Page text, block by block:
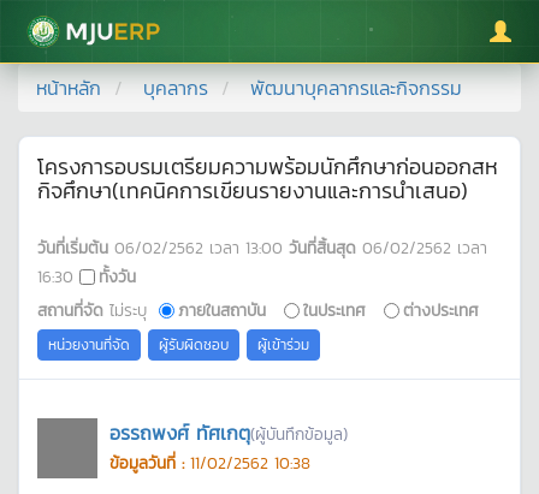
มหาวิทยาลัยแม่โจ้
หน้าหลัก บุคลากร พัฒนาบุคลากรและกิจกรรม
โครงการอบรมเตรียมความพร้อมนักศึกษาก่อนออกสห
กิจศึกษา(เทคนิคการเขียนรายงานและการนำเสนอ)
วันที่เริ่มต้น 06/02/2562 เวลา 13:00 วันที่สิ้นสุด 06/02/2562 เวลา
16:30
ทั้งวัน
สถานที่จัด ไม่ระบุ ภายในสถาบัน ในประเทศ ต่างประเทศ
หน่วยงานที่จัด ผู้รับผิดชอบ ผู้เข้าร่วม
อรรถพงศ์ ทัศเกตุ(ผู้บันทึกข้อมูล)
ข้อมูลวันที่ : 11/02/2562 10:38